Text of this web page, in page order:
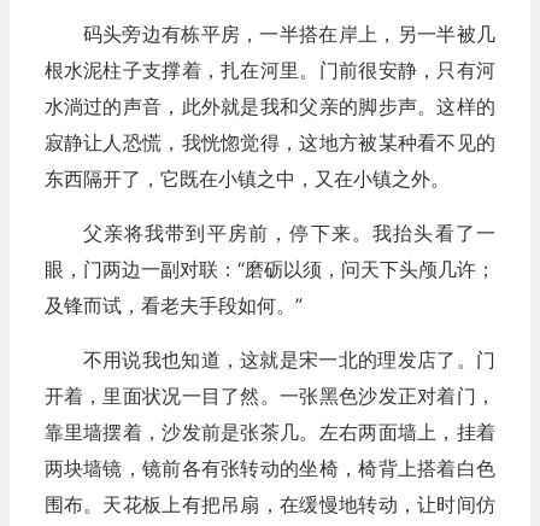
码头旁边有栋平房，一半搭在岸上，另一半被几
根水泥柱子支撑着，扎在河里。门前很安静，只有河
水淌过的声音，此外就是我和父亲的脚步声。这样的
寂静让人恐慌，我恍惚觉得，这地方被某种看不见的
东西隔开了，它既在小镇之中，又在小镇之外。
父亲将我带到平房前，停下来。我抬头看了一
眼，门两边一副对联：“磨砺以须，问天下头颅几许；
及锋而试，看老夫手段如何。”
不用说我也知道，这就是宋一北的理发店了。门
开着，里面状况一目了然。一张黑色沙发正对着门，
靠里墙摆着，沙发前是张茶几。左右两面墙上，挂着
两块墙镜，镜前各有张转动的坐椅，椅背上搭着白色
围布。天花板上有把吊扇，在缓慢地转动，让时间仿